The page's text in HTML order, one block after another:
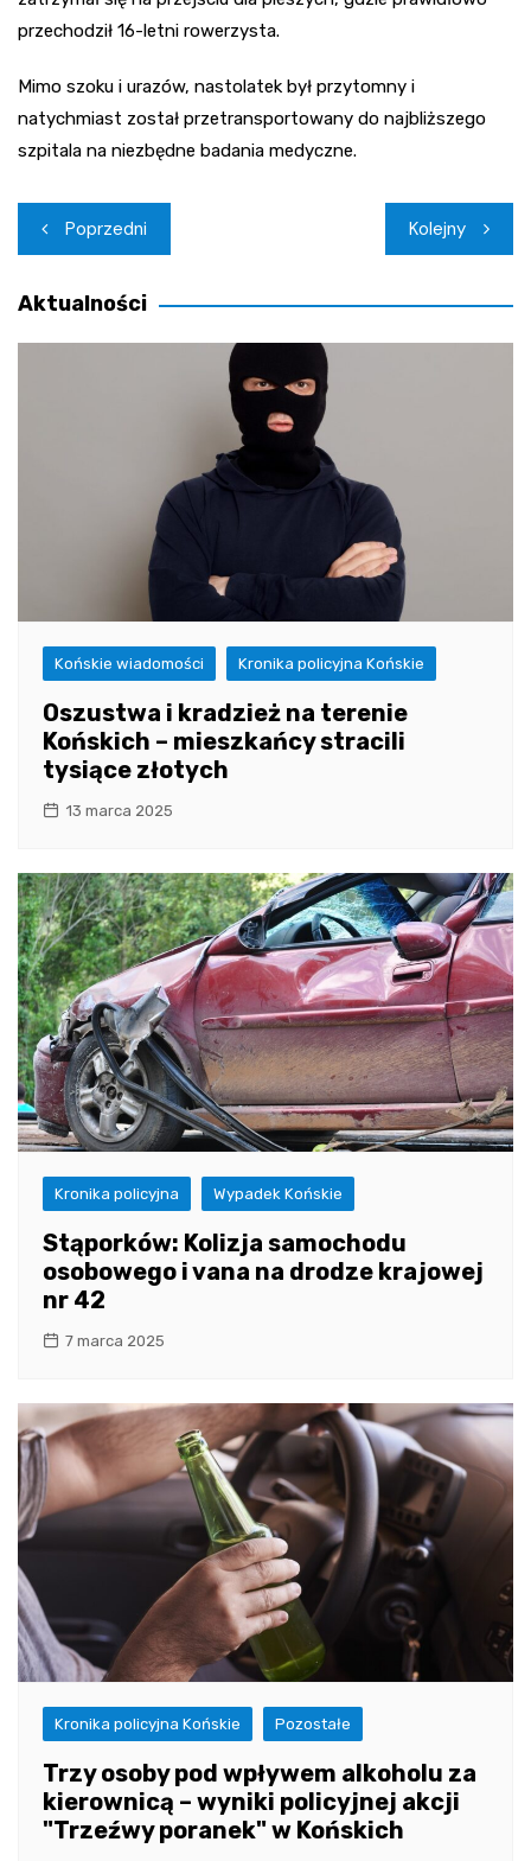
przechodził 16-letni rowerzysta.
Mimo szoku i urazów, nastolatek był przytomny i
natychmiast został przetransportowany do najbliższego
szpitala na niezbędne badania medyczne.
Nawigacja
wpisu
Poprzedni Kolejny
Aktualności
Końskie wiadomości Kronika policyjna Końskie
Oszustwa i kradzież na terenie
Końskich – mieszkańcy stracili
tysiące złotych
13 marca 2025
Kronika policyjna Wypadek Końskie
Stąporków: Kolizja samochodu
osobowego i vana na drodze krajowej
nr 42
7 marca 2025
Kronika policyjna Końskie Pozostałe
Trzy osoby pod wpływem alkoholu za
kierownicą – wyniki policyjnej akcji
"Trzeźwy poranek" w Końskich